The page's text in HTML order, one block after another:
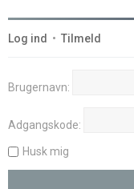
Log ind • Tilmeld
Brugernavn:
Adgangskode:
Husk mig